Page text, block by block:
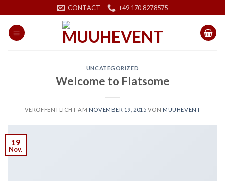
to
content
CONTACT +49 170 8278575
UNCATEGORIZED
Welcome to Flatsome
VERÖFFENTLICHT AM NOVEMBER 19, 2015 VON MUUHEVENT
19
Nov.